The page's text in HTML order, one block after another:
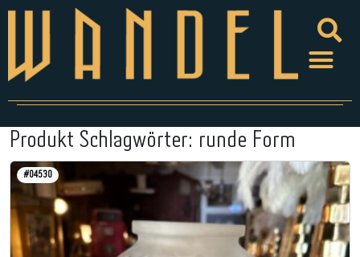
Produkt Schlagwörter: runde Form
#04530